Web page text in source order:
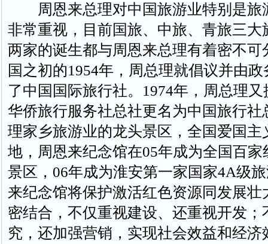
周恩来总理对中国旅游业特别是旅
非常重视，目前国旅、中旅、青旅三大
两家的诞生都与周恩来总理有着密不可
国之初的1954年，周总理就倡议并由
了中国国际旅行社。1974年，周总理
华侨旅行服务社总社更名为中国旅行社
理家乡旅游业的龙头景区，全国爱国主
地，周恩来纪念馆在05年成为全国百家
景区，06年成为淮安第一家国家4A级
来纪念馆将保护激活红色资源同发展壮
密结合，不仅重视建设、还重视开发；
究，还加强营销，实现社会效益和经济